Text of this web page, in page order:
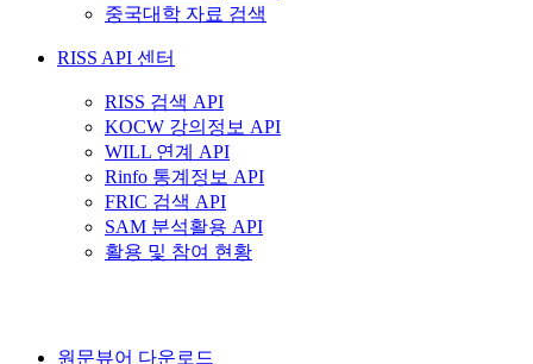
중국대학 자료 검색
RISS API 센터
RISS 검색 API
KOCW 강의정보 API
WILL 연계 API
Rinfo 통계정보 API
FRIC 검색 API
SAM 분석활용 API
활용 및 참여 현황
원문뷰어 다운로드